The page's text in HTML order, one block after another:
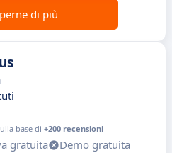
di più
base di +200 recensioni
gratuita
Demo gratuita